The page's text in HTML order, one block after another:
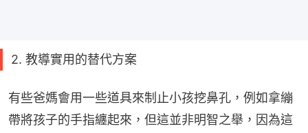
2. 教導實用的替代方案
有些爸媽會用一些道具來制止小孩挖鼻孔，例如拿繃
帶將孩子的手指纏起來，但這並非明智之舉，因為這